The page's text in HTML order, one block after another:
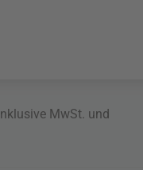
MwSt. und